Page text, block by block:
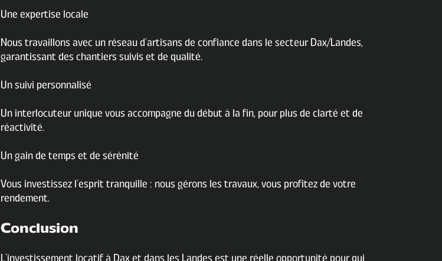
Une expertise locale
Nous travaillons avec un réseau d’artisans de confiance dans le secteur Dax/Landes,
garantissant des chantiers suivis et de qualité.
Un suivi personnalisé
Un interlocuteur unique vous accompagne du début à la fin, pour plus de clarté et de
réactivité.
Un gain de temps et de sérénité
Vous investissez l’esprit tranquille : nous gérons les travaux, vous profitez de votre
rendement.
Conclusion